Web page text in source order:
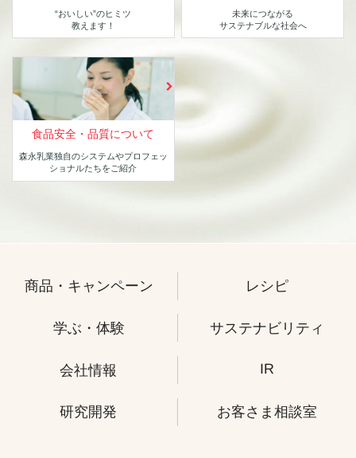
“おいしい”のヒミツ
教えます！
未来につながる
サステナブルな社会へ
食品安全・品質について
森永乳業独自のシステムやプロフェッ
ショナルたちをご紹介
商品・キャンペーン レシピ
学ぶ・体験 サステナビリティ
会社情報 IR
研究開発 お客さま相談室